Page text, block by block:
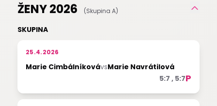
ŽENY 2026 (Skupina A)
SKUPINA
25.4.2026
Marie CimbálníkovávsMarie Navrátilová
5:7 , 5:7P